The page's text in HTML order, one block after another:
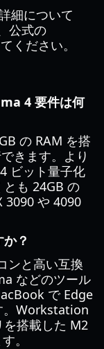
細について
公式の
ください。
4 要件は何
の RAM を搭
きます。より
ビット量子化
も 24GB の
3090 や 4090
？
ンと高い互換
などのツール
で Edge
。Workstation
を搭載した M2
。